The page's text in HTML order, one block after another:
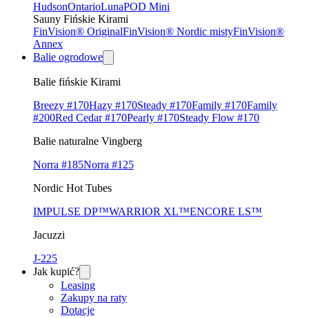
HudsonOntarioLunaPOD Mini
Sauny Fińskie Kirami
FinVision® OriginalFinVision® Nordic mistyFinVision®
Annex
Balie ogrodowe
Balie fińskie Kirami
Breezy #170Hazy #170Steady #170Family #170Family
#200Red Cedar #170Pearly #170Steady Flow #170
Balie naturalne Vingberg
Norra #185Norra #125
Nordic Hot Tubes
IMPULSE DP™WARRIOR XL™ENCORE LS™
Jacuzzi
J-225
Jak kupić?
Leasing
Zakupy na raty
Dotacje